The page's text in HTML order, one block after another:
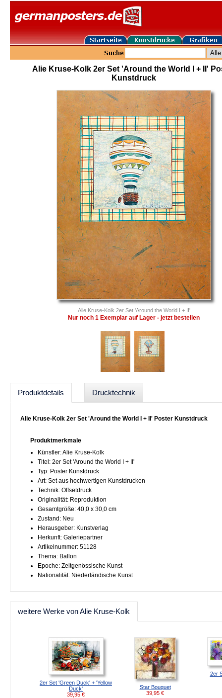
Alie Kruse-Kolk 2er Set 'Around the World I + II'
Kunstdruck
Alie Kruse-Kolk 2er Set 'Around the World I + II'
Nur noch 1 Exemplar auf Lager - jetzt bestellen
Produktdetails Drucktechnik
Alie Kruse-Kolk 2er Set 'Around the World I + II' Poster Kunstdruck
Produktmerkmale
Künstler: Alie Kruse-Kolk
Titel: 2er Set 'Around the World I + II'
Typ: Poster Kunstdruck
Art: Set aus hochwertigen Kunstdrucken
Technik: Offsetdruck
Originalität: Reproduktion
Gesamtgröße: 40,0 x 30,0 cm
Zustand: Neu
Herausgeber: Kunstverlag
Herkunft: Galeriepartner
Artikelnummer: 51128
Thema: Ballon
Epoche: Zeitgenössische Kunst
Nationalität: Niederländische Kunst
weitere Werke von Alie Kruse-Kolk
2er Set 'Green Duck' + 'Yellow
Duck'
39,95 €
Star Bouquet
39,95 €
2er